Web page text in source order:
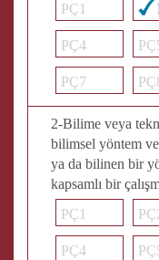
PÇ1
PÇ4
PÇ7
2-Bilime veya
bilimsel yöntem
ya da bilinen bir
kapsamlı bir
PÇ1
PÇ4